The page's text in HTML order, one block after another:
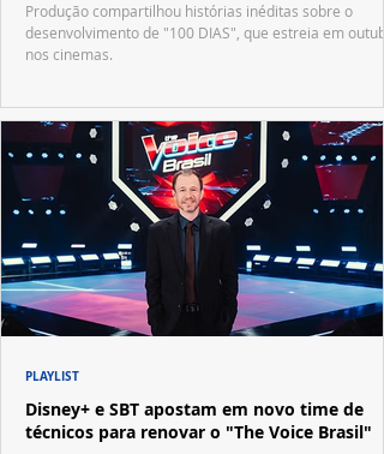
Produção compartilhou histórias inéditas sobre o
desenvolvimento de "100 DIAS", que estreia em
nos cinemas.
Disney+ e SBT apostam em novo time de
técnicos para renovar o "The Voice Brasil"
PLAYLIST